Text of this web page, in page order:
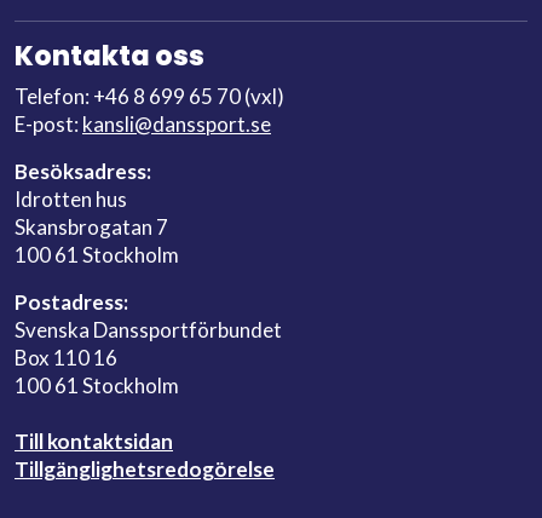
Kontakta oss
Telefon: +46 8 699 65 70 (vxl)
E-post: kansli@danssport.se
Besöksadress:
Idrotten hus
Skansbrogatan 7
100 61 Stockholm
Postadress:
Svenska Danssportförbundet
Box 110 16
100 61 Stockholm
Till kontaktsidan
Tillgänglighetsredogörelse